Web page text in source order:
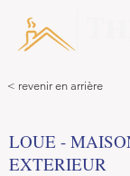
< revenir en arrière
LOUE -
EXTERIEUR